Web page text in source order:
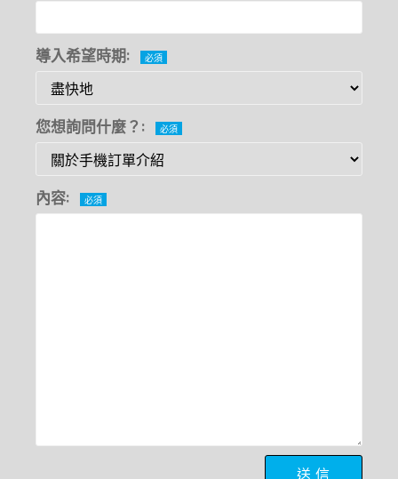
導入希望時期: 必須
您想詢問什麼？: 必須
內容: 必須